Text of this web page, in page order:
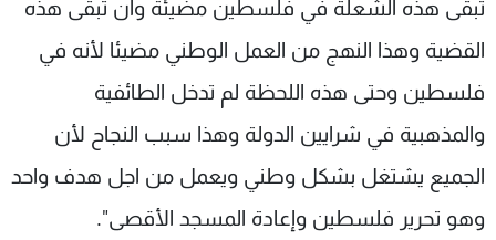
تبقى هذه الشعلة في فلسطين مضيئة وان تبقى هذه
القضية وهذا النهج من العمل الوطني مضيئا لأنه في
فلسطين وحتى هذه اللحظة لم تدخل الطائفية
والمذهبية في شرايين الدولة وهذا سبب النجاح لأن
الجميع يشتغل بشكل وطني ويعمل من اجل هدف واحد
وهو تحرير فلسطين وإعادة المسجد الأقصى".